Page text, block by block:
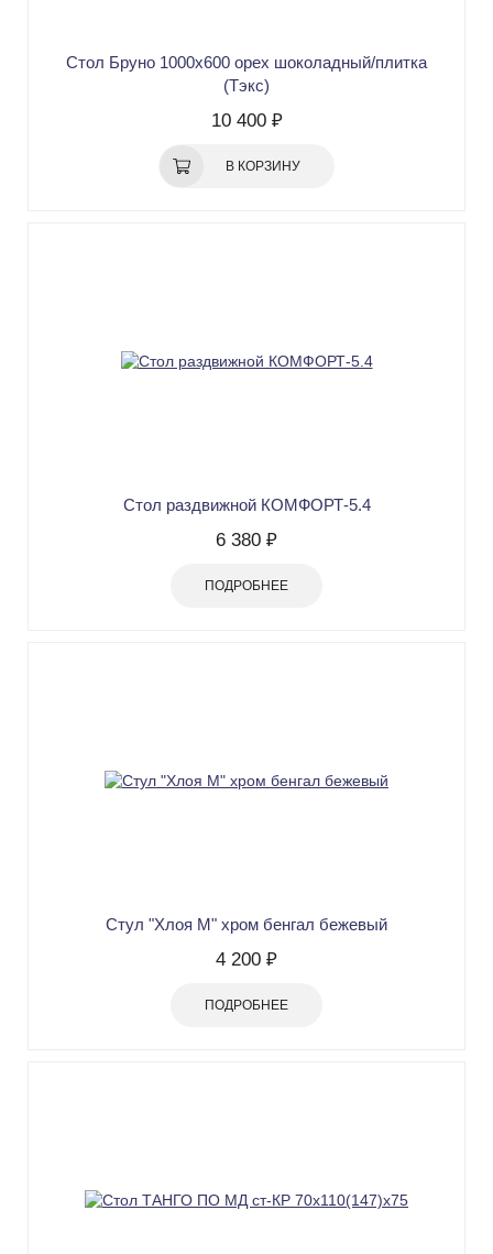
Стол Бруно 1000х600 орех шоколадный/плитка
(Тэкс)
10 400 ₽
В КОРЗИНУ
Стол раздвижной КОМФОРТ-5.4
6 380 ₽
ПОДРОБНЕЕ
Стул "Хлоя М" хром бенгал бежевый
4 200 ₽
ПОДРОБНЕЕ